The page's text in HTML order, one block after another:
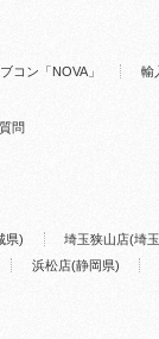
コン「NOVA」 輸
問
県) 埼玉狭山店(埼
浜松店(静岡県)